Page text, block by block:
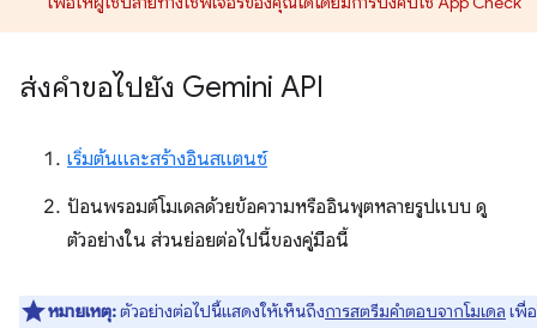
ส่งคำขอไปยัง Gemini API
เริ่มต้นและสร้างอินสแตนซ์
ป้อนพรอมต์โมเดลด้วยข้อความหรืออินพุตหลายรูปแบบ ดู
ตัวอย่างใน ส่วนย่อยต่อไปนี้ของคู่มือนี้
หมายเหตุ:ตัวอย่างต่อไปนี้แสดงให้เห็นถึงการสตรีมคำตอบจากโมเดล เพื่